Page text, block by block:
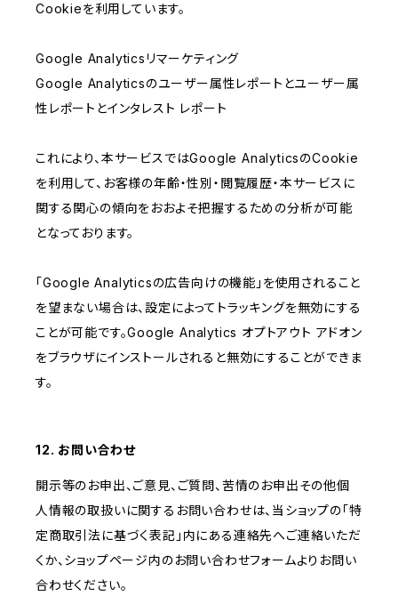
Cookieを利用しています。
Google Analyticsリマーケティング
Google Analyticsのユーザー属性レポートとユーザー属
性レポートとインタレスト レポート
これにより、本サービスではGoogle AnalyticsのCookie
を利用して、お客様の年齢・性別・閲覧履歴・本サービスに
関する関心の傾向をおおよそ把握するための分析が可能
となっております。
「Google Analyticsの広告向けの機能」を使用されること
を望まない場合は、設定によってトラッキングを無効にする
ことが可能です。Google Analytics オプトアウト アドオン
をブラウザにインストールされると無効にすることができま
す。
12. お問い合わせ
開示等のお申出、ご意見、ご質問、苦情のお申出その他個
人情報の取扱いに関するお問い合わせは、当ショップの「特
定商取引法に基づく表記」内にある連絡先へご連絡いただ
くか、ショップページ内のお問い合わせフォームよりお問い
合わせください。